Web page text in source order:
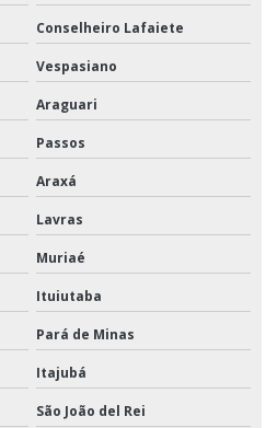
Conselheiro Lafaiete
Vespasiano
Araguari
Passos
Araxá
Lavras
Muriaé
Ituiutaba
Pará de Minas
Itajubá
São João del Rei